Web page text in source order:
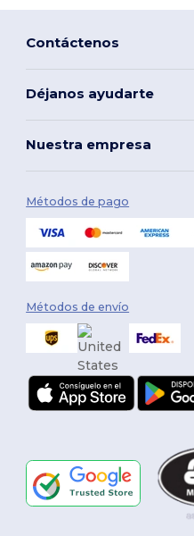
Contáctenos
Déjanos ayudarte
Nuestra empresa
Métodos de pago
Métodos de envío